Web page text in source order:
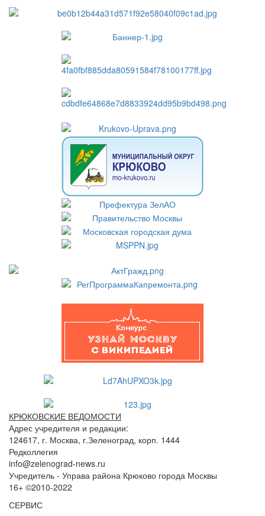
КРЮКОВСКИЕ ВЕДОМОСТИ
Адрес учредителя и редакции:
124617, г. Москва, г.Зеленоград, корп. 1444
Редколлегия
info@zelenograd-news.ru
Учредитель - Управа района Крюково города Москвы
16+ ©2010-2022
СЕРВИС